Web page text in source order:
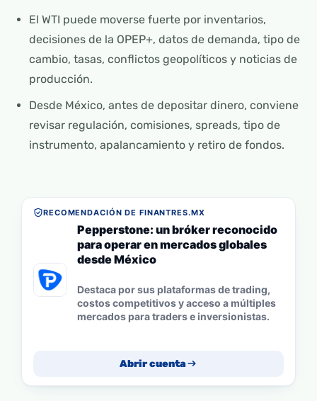
El WTI puede moverse fuerte por inventarios,
decisiones de la OPEP+, datos de demanda, tipo de
cambio, tasas, conflictos geopolíticos y noticias de
producción.
Desde México, antes de depositar dinero, conviene
revisar regulación, comisiones, spreads, tipo de
instrumento, apalancamiento y retiro de fondos.
RECOMENDACIÓN DE FINANTRES.MX
Pepperstone: un bróker reconocido
para operar en mercados globales
desde México
Destaca por sus plataformas de trading,
costos competitivos y acceso a múltiples
mercados para traders e inversionistas.
Abrir cuenta